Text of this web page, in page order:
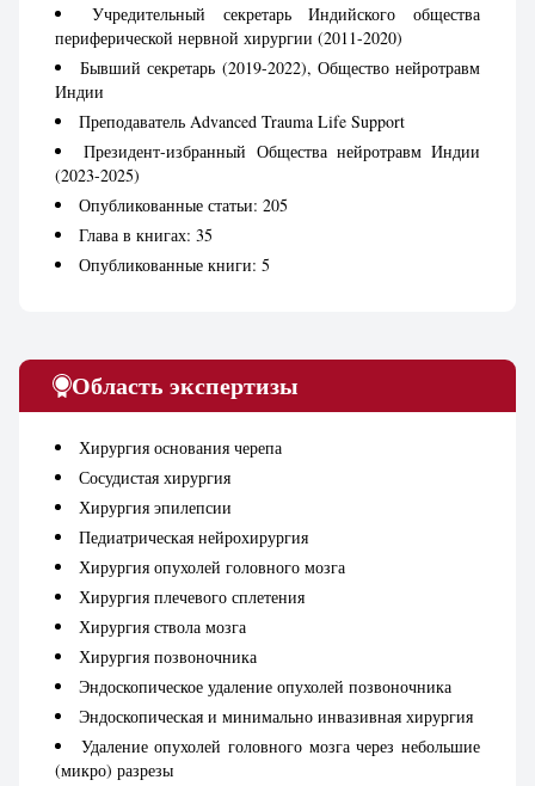
Учредительный секретарь Индийского общества
периферической нервной хирургии (2011-2020)
Бывший секретарь (2019-2022), Общество нейротравм
Индии
Преподаватель Advanced Trauma Life Support
Президент-избранный Общества нейротравм Индии
(2023-2025)
Опубликованные статьи: 205
Глава в книгах: 35
Опубликованные книги: 5
Область экспертизы
Хирургия основания черепа
Сосудистая хирургия
Хирургия эпилепсии
Педиатрическая нейрохирургия
Хирургия опухолей головного мозга
Хирургия плечевого сплетения
Хирургия ствола мозга
Хирургия позвоночника
Эндоскопическое удаление опухолей позвоночника
Эндоскопическая и минимально инвазивная хирургия
Удаление опухолей головного мозга через небольшие
(микро) разрезы